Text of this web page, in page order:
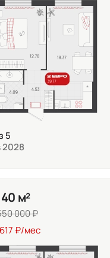
5
2028
м²
000 ₽
₽/мес